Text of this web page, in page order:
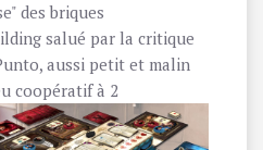
des briques
salué par la critique
aussi petit et malin
coopératif à 2